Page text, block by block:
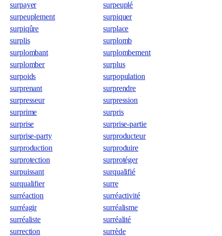
surpayer
surpeuplé
surpeuplement
surpiquer
surpiqûre
surplace
surplis
surplomb
surplombant
surplombement
surplomber
surplus
surpoids
surpopulation
surprenant
surprendre
surpresseur
surpression
surprime
surpris
surprise
surprise-partie
surprise-party
surproducteur
surproduction
surproduire
surprotection
surprotéger
surpuissant
surqualifié
surqualifier
surre
surréaction
surréactivité
surréagir
surréalisme
surréaliste
surréalité
surrection
surrède